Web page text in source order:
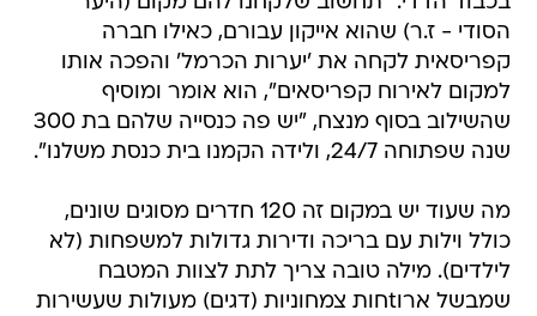
הסודי - ז.ר) שהוא אייקון עבורם, כאילו חברה
קפריסאית לקחה את 'יערות הכרמל' והפכה אותו
למקום לאירוח קפריסאים", הוא אומר ומוסיף
שהשילוב בסוף מנצח, "יש פה כנסייה שלהם בת 300
שנה שפתוחה 24/7, ולידה הקמנו בית כנסת משלנו".
מה שעוד יש במקום זה 120 חדרים מסוגים שונים,
כולל וילות עם בריכה ודירות גדולות למשפחות (לא
לילדים). מילה טובה צריך לתת לצוות המטבח
שמבשל ארוtחות צמחוניות (דגים) מעולות שעשירות